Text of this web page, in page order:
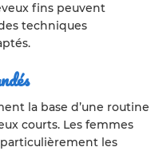
fins peuvent
techniques
la base d’une routine
courts. Les femmes
les